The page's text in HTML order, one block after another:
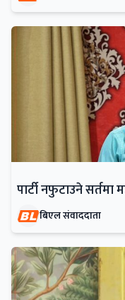
पार्टी नफुटाउने सर्तमा
बिएल संवाददाता